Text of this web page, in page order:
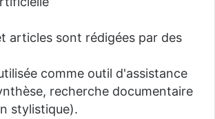
articles sont rédigées par des
comme outil d'assistance
recherche documentaire
stylistique).